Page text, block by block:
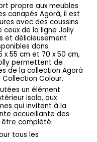
propre aux meubles
canapés Agorà, il est
avec des coussins
de la ligne Jolly
et délicieusement
dans
x 55 cm et 70 x 50 cm,
permettent de
de la collection Agorà
Colour.
un élément
Isola, aux
qui invitent à la
accueillante des
être complété.
tous les